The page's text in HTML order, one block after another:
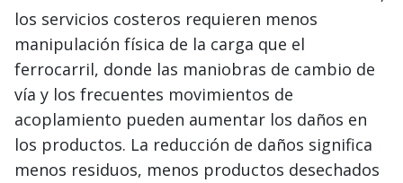
los servicios costeros requieren menos
manipulación física de la carga que el
ferrocarril, donde las maniobras de cambio de
vía y los frecuentes movimientos de
acoplamiento pueden aumentar los daños en
los productos. La reducción de daños significa
menos residuos, menos productos desechados